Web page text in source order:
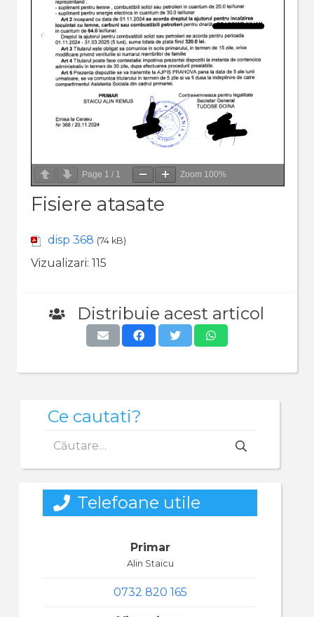
Page 1 / 1 Zoom 100%
Fisiere atasate
disp 368 (74 kB)
Vizualizari: 115
Distribuie acest articol
Ce cautati?
după:
Telefoane utile
Primar
Alin Staicu
0732 820 165